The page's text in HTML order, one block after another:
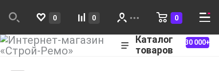
0 0 0
Каталог
товаров
30 000+